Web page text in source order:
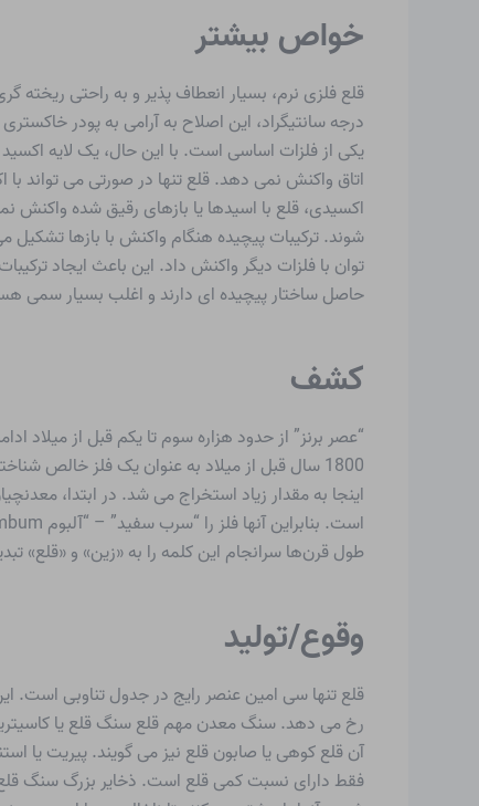
خواص بیشتر
درجه سانتیگراد، این اصلاح به آرامی به پودر
یکی از فلزات اساسی است. با این حال، یک لایه
اکسیدی، قلع با اسیدها یا بازهای رقیق شده
شوند. ترکیبات پیچیده هنگام واکنش با بازها تشکیل
توان با فلزات دیگر واکنش داد. این باعث ایجاد
حاصل ساختار پیچیده ای دارند و اغلب بسیار سمی
کشف
“عصر برنز” از حدود هزاره سوم تا یکم قبل از میلاد
1800 سال قبل از میلاد به عنوان یک فلز خالص
اینجا به مقدار زیاد استخراج می شد. در ابتدا،
طول قرن‌ها سرانجام این کلمه را به «زین» و «قلع»
وقوع/تولید
قلع تنها سی امین عنصر رایج در جدول تناوبی است.
آن قلع کوهی یا صابون قلع نیز می گویند. پیریت یا
فقط دارای نسبت کمی قلع است. ذخایر بزرگ سنگ